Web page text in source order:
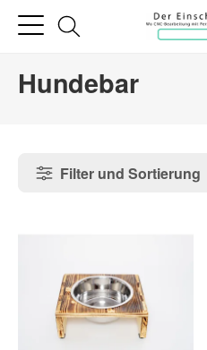
Hundebar
Filter und Sortierung